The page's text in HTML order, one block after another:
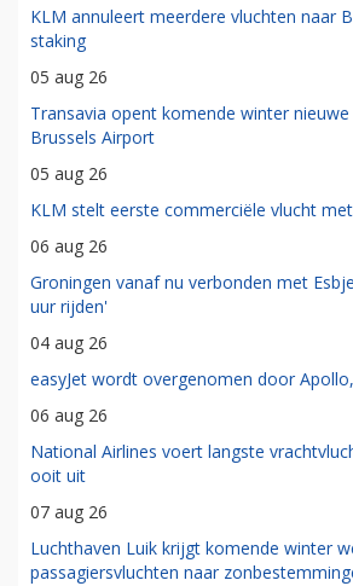
KLM annuleert meerdere vluchten naar
staking
05 aug 26
Transavia opent komende winter
Brussels Airport
05 aug 26
KLM stelt eerste commerciële vlucht
06 aug 26
Groningen vanaf nu verbonden met
uur rijden'
04 aug 26
easyJet wordt overgenomen door
06 aug 26
National Airlines voert langste
ooit uit
07 aug 26
Luchthaven Luik krijgt komende winter
passagiersvluchten naar